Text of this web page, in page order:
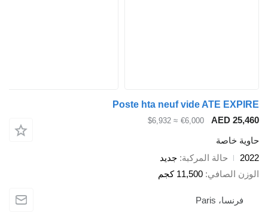
Poste hta neuf vide ATE EXPIRE
AED 25,460
€6,000
≈ $6,932
حاوية خاصة
2022
حالة المركبة جديد
الوزن الصافي 11,500 كجم
فرنسا، Paris